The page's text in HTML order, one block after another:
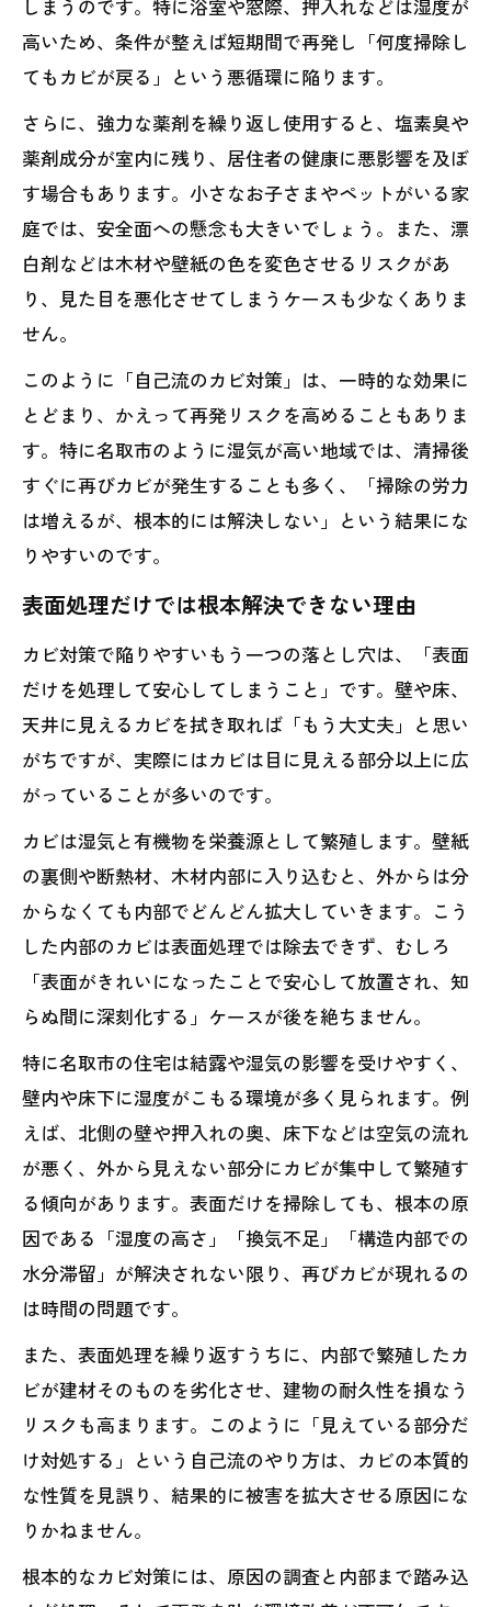
しまうのです。特に浴室や窓際、押入れなどは湿度が
高いため、条件が整えば短期間で再発し「何度掃除し
てもカビが戻る」という悪循環に陥ります。
さらに、強力な薬剤を繰り返し使用すると、塩素臭や
薬剤成分が室内に残り、居住者の健康に悪影響を及ぼ
す場合もあります。小さなお子さまやペットがいる家
庭では、安全面への懸念も大きいでしょう。また、漂
白剤などは木材や壁紙の色を変色させるリスクがあ
り、見た目を悪化させてしまうケースも少なくありま
せん。
このように「自己流のカビ対策」は、一時的な効果に
とどまり、かえって再発リスクを高めることもありま
す。特に名取市のように湿気が高い地域では、清掃後
すぐに再びカビが発生することも多く、「掃除の労力
は増えるが、根本的には解決しない」という結果にな
りやすいのです。
表面処理だけでは根本解決できない理由
カビ対策で陥りやすいもう一つの落とし穴は、「表面
だけを処理して安心してしまうこと」です。壁や床、
天井に見えるカビを拭き取れば「もう大丈夫」と思い
がちですが、実際にはカビは目に見える部分以上に広
がっていることが多いのです。
カビは湿気と有機物を栄養源として繁殖します。壁紙
の裏側や断熱材、木材内部に入り込むと、外からは分
からなくても内部でどんどん拡大していきます。こう
した内部のカビは表面処理では除去できず、むしろ
「表面がきれいになったことで安心して放置され、知
らぬ間に深刻化する」ケースが後を絶ちません。
特に名取市の住宅は結露や湿気の影響を受けやすく、
壁内や床下に湿度がこもる環境が多く見られます。例
えば、北側の壁や押入れの奥、床下などは空気の流れ
が悪く、外から見えない部分にカビが集中して繁殖す
る傾向があります。表面だけを掃除しても、根本の原
因である「湿度の高さ」「換気不足」「構造内部での
水分滞留」が解決されない限り、再びカビが現れるの
は時間の問題です。
また、表面処理を繰り返すうちに、内部で繁殖したカ
ビが建材そのものを劣化させ、建物の耐久性を損なう
リスクも高まります。このように「見えている部分だ
け対処する」という自己流のやり方は、カビの本質的
な性質を見誤り、結果的に被害を拡大させる原因にな
りかねません。
根本的なカビ対策には、原因の調査と内部まで踏み込